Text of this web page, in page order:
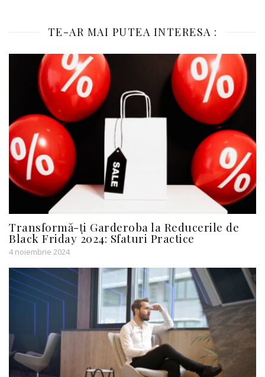
TE-AR MAI PUTEA INTERESA :
Transformă-ți Garderoba la Reducerile de
Black Friday 2024: Sfaturi Practice
4 noiembrie 2024